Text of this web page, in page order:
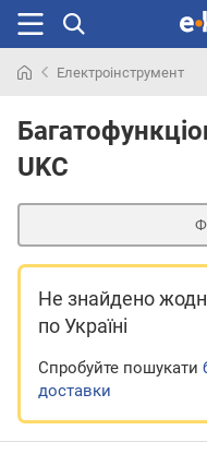
раніше
Електроінструмент
UKC
Не знайдено
по Україні
Спробуйте пошукати
доставки